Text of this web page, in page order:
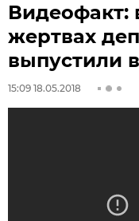
Видеофакт:
жертвах
выпустили
15:09 18.05.2018